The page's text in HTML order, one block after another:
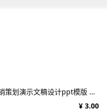
时尚极简风品牌营销策划演示文稿设计ppt模版 Assent Brand Strategy Template
¥ 3.00